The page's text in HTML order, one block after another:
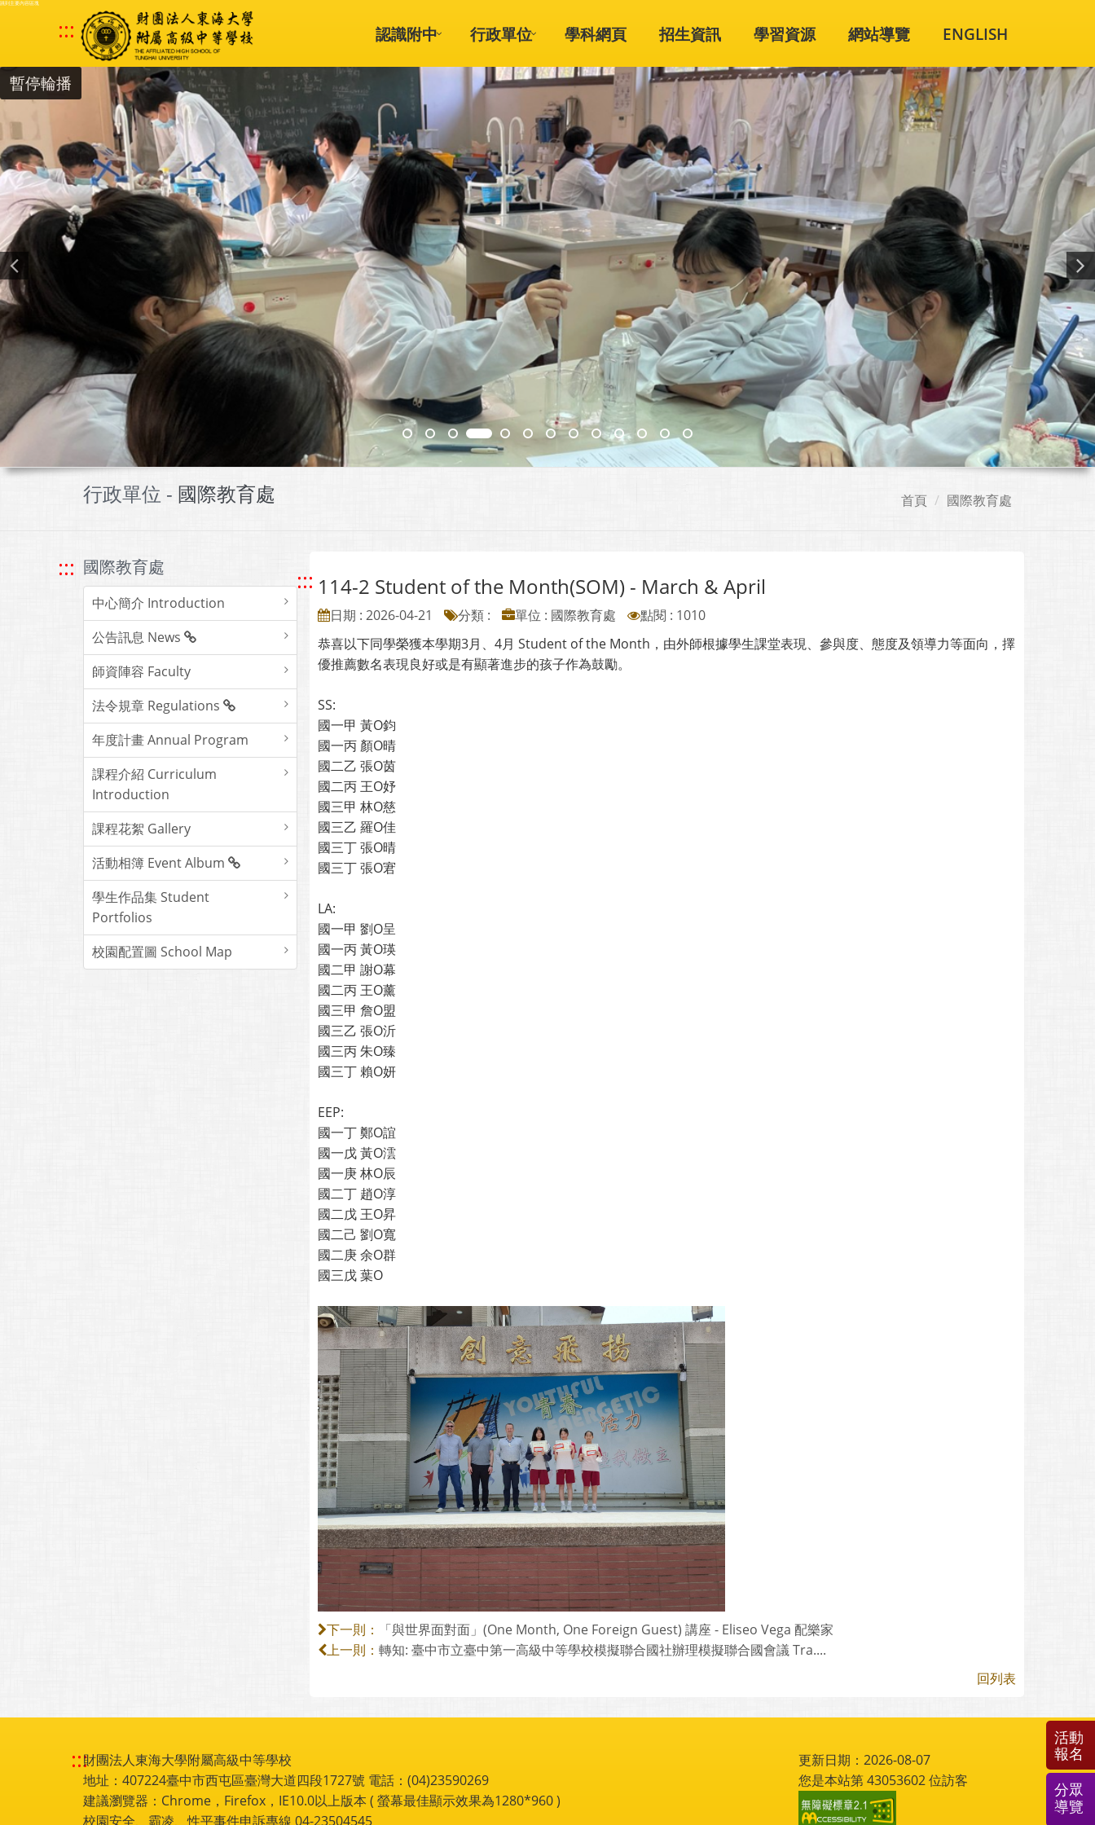
跳到主要內容區塊
::: 認識附中 行政單位 學科網頁 招生資訊 學習資源 網站導覽 ENGLISH
暫停輪播
行政單位 - 國際教育處 首頁 國際教育處
::: 國際教育處
中心簡介 Introduction
公告訊息 News
師資陣容 Faculty
法令規章 Regulations
年度計畫 Annual Program
課程介紹 Curriculum
Introduction
課程花絮 Gallery
活動相簿 Event Album
學生作品集 Student
Portfolios
校園配置圖 School Map
::: 114-2 Student of the Month(SOM) - March & April
日期 : 2026-04-21 分類 : 單位 : 國際教育處
點閱 : 1010
恭喜以下同學榮獲本學期3月、4月 Student of the Month，由外師根據學生課堂表現、參與度、態度及領導力等面向，擇
優推薦數名表現良好或是有顯著進步的孩子作為鼓勵。
SS:
國一甲 黃O鈞
國一丙 顏O晴
國二乙 張O茵
國二丙 王O妤
國三甲 林O慈
國三乙 羅O佳
國三丁 張O晴
國三丁 張O宭
LA:
國一甲 劉O呈
國一丙 黃O瑛
國二甲 謝O幕
國二丙 王O薰
國三甲 詹O盟
國三乙 張O沂
國三丙 朱O臻
國三丁 賴O妍
EEP:
國一丁 鄭O誼
國一戊 黃O澐
國一庚 林O辰
國二丁 趙O淳
國二戊 王O昇
國二己 劉O寬
國二庚 余O群
國三戊 葉O
下一則： 「與世界面對面」(One Month, One Foreign Guest) 講座 - Eliseo Vega 配樂家
上一則： 轉知: 臺中市立臺中第一高級中等學校模擬聯合國社辦理模擬聯合國會議 Tra....
回列表
:::財團法人東海大學附屬高級中等學校
地址：407224臺中市西屯區臺灣大道四段1727號 電話：(04)23590269
建議瀏覽器：Chrome，Firefox，IE10.0以上版本 ( 螢幕最佳顯示效果為1280*960 )
校園安全、霸凌、性平事件申訴專線 04-23504545
更新日期：2026-08-07
您是本站第43053602位訪客
活動
報名
分眾
導覽